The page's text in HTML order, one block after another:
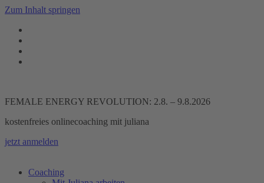
Zum Inhalt springen
FEMALE ENERGY REVOLUTION: 2.8. – 9.8.2026
kostenfreies onlinecoaching mit juliana
jetzt anmelden
Coaching